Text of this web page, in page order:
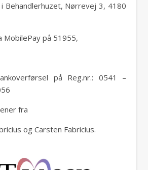
Behandlerhuzet, Nørrevej 3, 4180
MobilePay på 51955,
på Reg.nr.: 0541 –
fra
og Carsten Fabricius.